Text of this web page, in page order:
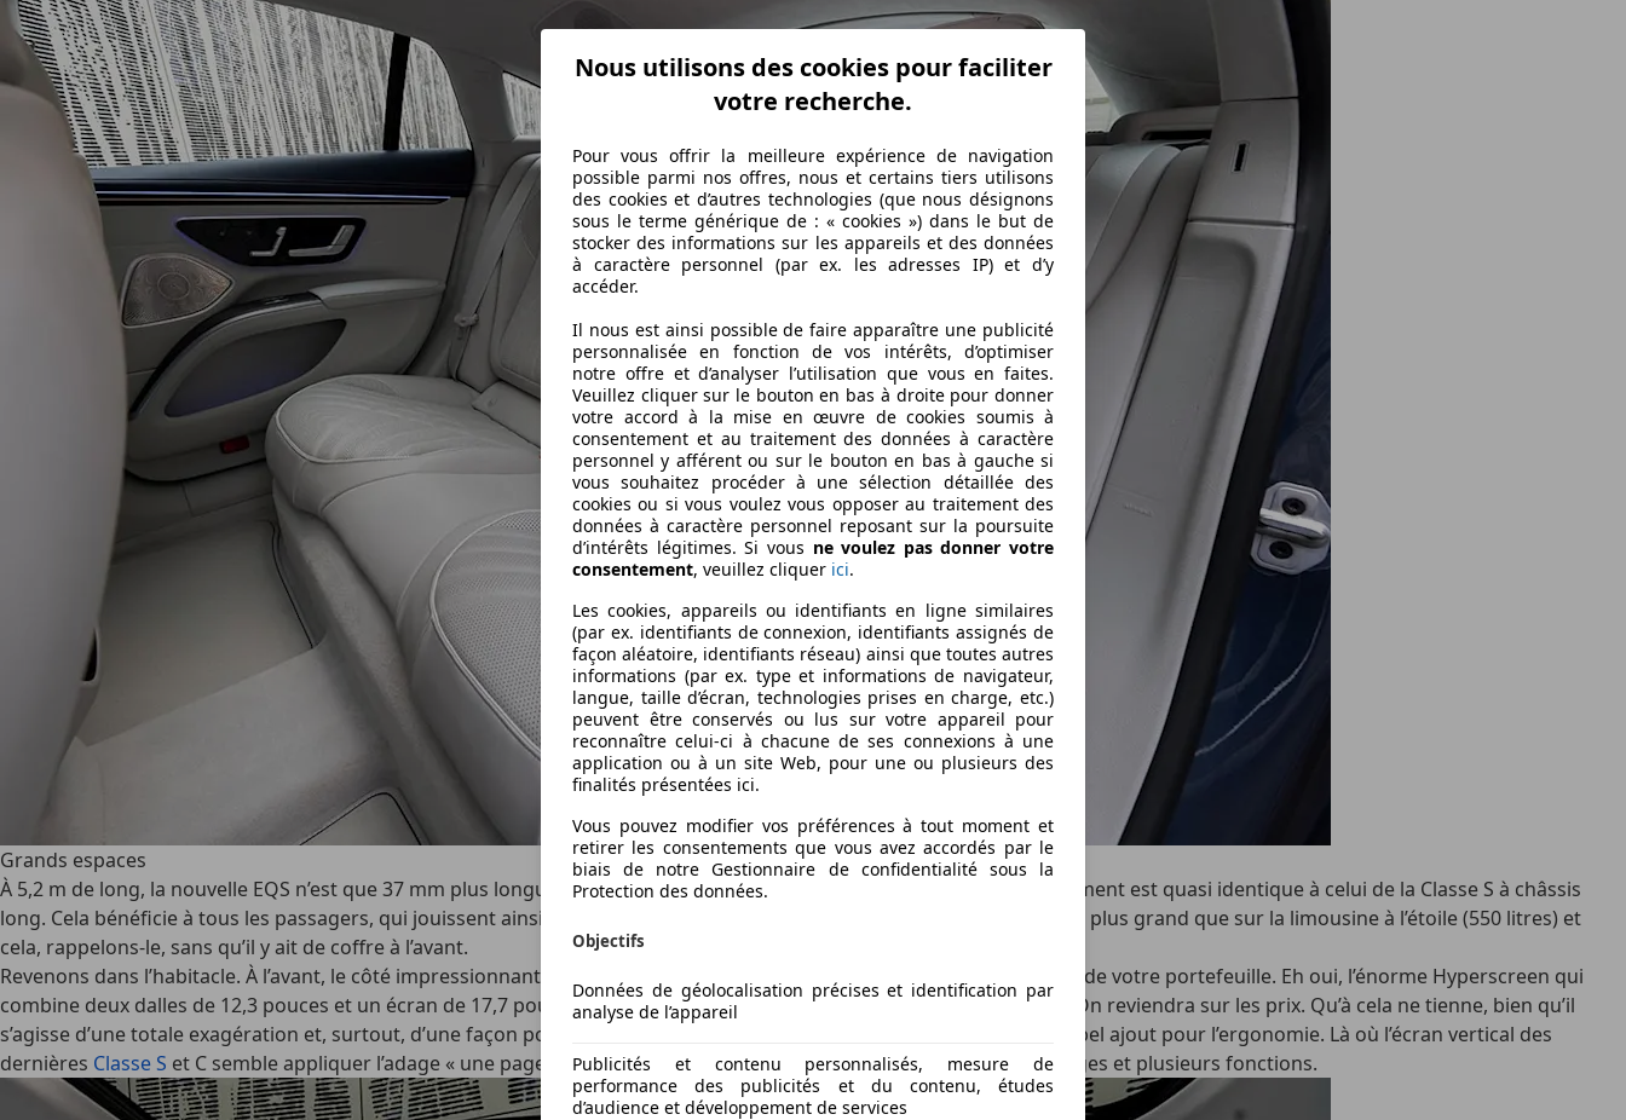
Grands espaces
À 5,2 m de long, la nouvelle EQS n’est que 37 mm plus longue que la Classe S conventionnelle, cependant son empattement est quasi identique à celui de la Classe S à châssis
long. Cela bénéficie à tous les passagers, qui jouissent ainsi de la très bonne habitabilité. Même le coffre (610 litres) est plus grand que sur la limousine à l’étoile (550 litres) et
cela, rappelons-le, sans qu’il y ait de coffre à l’avant.
Revenons dans l’habitacle. À l’avant, le côté impressionnant de la nouvelle EQS dépendra fortement…de la profondeur de votre portefeuille. Eh oui, l’énorme Hyperscreen qui
combine deux dalles de 12,3 pouces et un écran de 17,7 pouces au centre n’est disponible que sur le haut de gamme. On reviendra sur les prix. Qu’à cela ne tienne, bien qu’il
s’agisse d’une totale exagération et, surtout, d’une façon pour Mercedes de gonfler ses muscles, cet ensemble est un bel ajout pour l’ergonomie. Là où l’écran vertical des
dernières Classe S et C semble appliquer l’adage « une page, une fonction », le Hyperscreen combine plusieurs affichages et plusieurs fonctions.
Nous utilisons des cookies pour faciliter
votre recherche.
Pour vous offrir la meilleure expérience de navigation
possible parmi nos offres, nous et certains tiers utilisons
des cookies et d’autres technologies (que nous désignons
sous le terme générique de : « cookies ») dans le but de
stocker des informations sur les appareils et des données
à caractère personnel (par ex. les adresses IP) et d’y
accéder.
Il nous est ainsi possible de faire apparaître une publicité
personnalisée en fonction de vos intérêts, d’optimiser
notre offre et d’analyser l’utilisation que vous en faites.
Veuillez cliquer sur le bouton en bas à droite pour donner
votre accord à la mise en œuvre de cookies soumis à
consentement et au traitement des données à caractère
personnel y afférent ou sur le bouton en bas à gauche si
vous souhaitez procéder à une sélection détaillée des
cookies ou si vous voulez vous opposer au traitement des
données à caractère personnel reposant sur la poursuite
d’intérêts légitimes. Si vous ne voulez pas donner votre
consentement, veuillez cliquer ici.
Les cookies, appareils ou identifiants en ligne similaires
(par ex. identifiants de connexion, identifiants assignés de
façon aléatoire, identifiants réseau) ainsi que toutes autres
informations (par ex. type et informations de navigateur,
langue, taille d’écran, technologies prises en charge, etc.)
peuvent être conservés ou lus sur votre appareil pour
reconnaître celui-ci à chacune de ses connexions à une
application ou à un site Web, pour une ou plusieurs des
finalités présentées ici.
Vous pouvez modifier vos préférences à tout moment et
retirer les consentements que vous avez accordés par le
biais de notre Gestionnaire de confidentialité sous la
Protection des données.
Objectifs
Données de géolocalisation précises et identification par
analyse de l’appareil
Publicités et contenu personnalisés, mesure de
performance des publicités et du contenu, études
d’audience et développement de services